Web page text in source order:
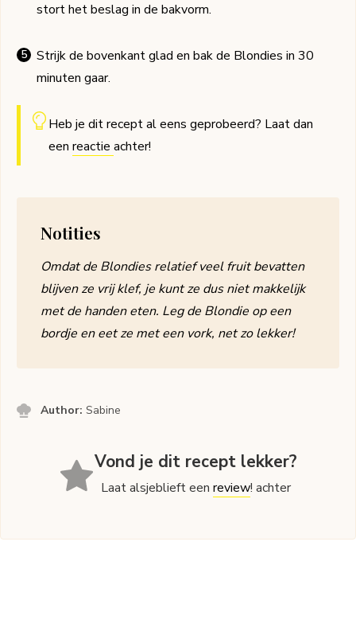
stort het beslag in de bakvorm.
Strijk de bovenkant glad en bak de Blondies in 30
minuten gaar.
Heb je dit recept al eens geprobeerd? Laat dan
een reactie achter!
Notities
Omdat de Blondies relatief veel fruit bevatten
blijven ze vrij klef, je kunt ze dus niet makkelijk
met de handen eten. Leg de Blondie op een
bordje en eet ze met een vork, net zo lekker!
Author:Sabine
Vond je dit recept lekker?
Laat alsjeblieft eenreview! achter